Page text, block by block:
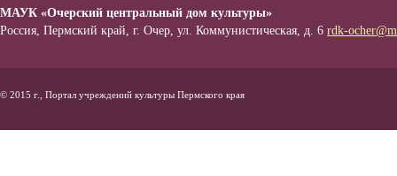
МАУК «Очерский центральный дом культуры»
Россия, Пермский край, г. Очер, ул. Коммунистическая, д. 6 rdk-
© 2015 г., Портал учреждений культуры Пермского края